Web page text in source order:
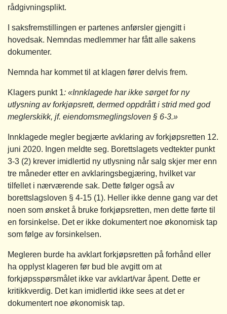
rådgivningsplikt.
I saksfremstillingen er partenes anførsler gjengitt i
hovedsak. Nemndas medlemmer har fått alle sakens
dokumenter.
Nemnda har kommet til at klagen fører delvis frem.
Klagers punkt 1: «Innklagede har ikke sørget for ny
utlysning av forkjøpsrett, dermed oppdrått i strid med god
meglerskikk, jf. eiendomsmeglingsloven § 6‑3.»
Innklagede megler begjærte avklaring av forkjøpsretten 12.
juni 2020. Ingen meldte seg. Borettslagets vedtekter punkt
3-3 (2) krever imidlertid ny utlysning når salg skjer mer enn
tre måneder etter en avklaringsbegjæring, hvilket var
tilfellet i nærværende sak. Dette følger også av
borettslagsloven § 4-15 (1). Heller ikke denne gang var det
noen som ønsket å bruke forkjøpsretten, men dette førte til
en forsinkelse. Det er ikke dokumentert noe økonomisk tap
som følge av forsinkelsen.
Megleren burde ha avklart forkjøpsretten på forhånd eller
ha opplyst klageren før bud ble avgitt om at
forkjøpsspørsmålet ikke var avklart/var åpent. Dette er
kritikkverdig. Det kan imidlertid ikke sees at det er
dokumentert noe økonomisk tap.